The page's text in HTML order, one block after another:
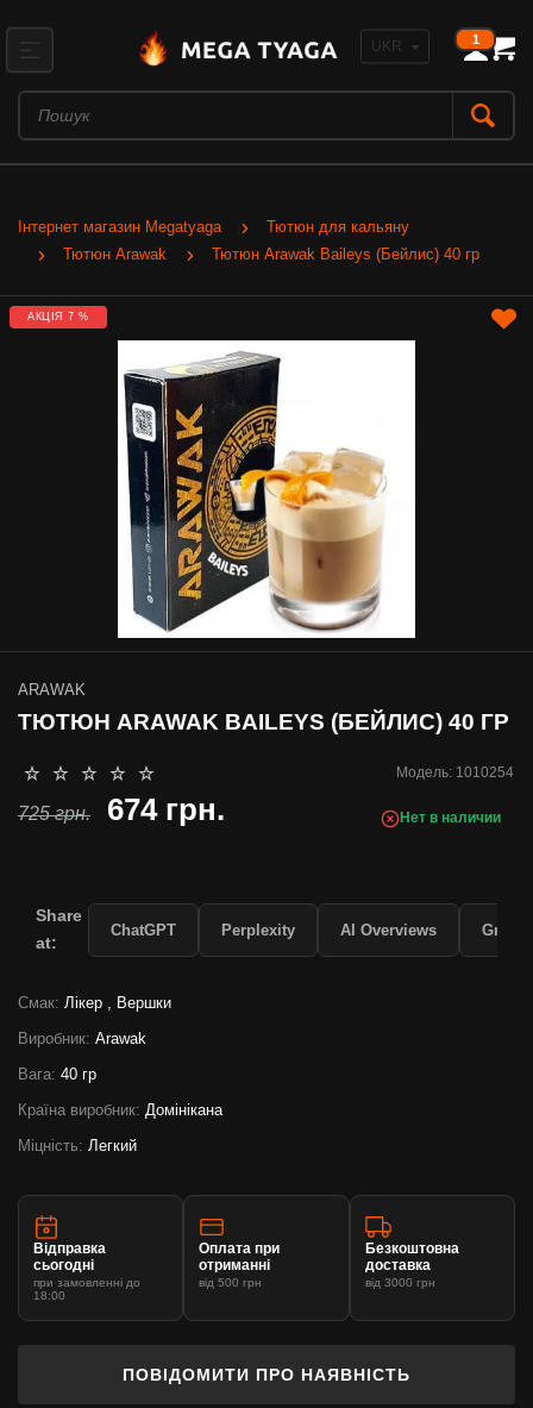
1
Інтернет магазин Megatyaga
Тютюн для кальяну
Тютюн Arawak
Тютюн Arawak Baileys (Бейлис) 40 гр
АКЦІЯ 7 %
Модель: 1010254
ARAWAK
ТЮТЮН ARAWAK BAILEYS (БЕЙЛИС) 40 ГР
Нет в наличии
725 грн. 674 грн.
Смак: Лікер , Вершки
Виробник: Arawak
Вага: 40 гр
Країна виробник: Домінікана
Міцність: Легкий
ПОВІДОМИТИ ПРО НАЯВНІСТЬ
Відправка
сьогодні
при замовленні до
18:00
Оплата при
отриманні
від 500 грн
Безкоштовна
доставка
від 3000 грн
Share
at:
ChatGPT Perplexity AI Overviews Grok